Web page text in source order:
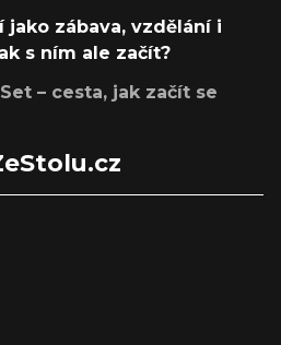
zábava, vzdělání i
s ním ale začít?
– cesta, jak začít se